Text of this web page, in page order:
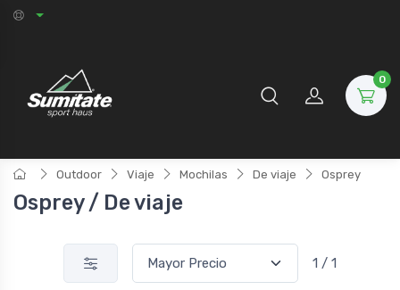
0
Outdoor Viaje Mochilas De viaje Osprey
Osprey / De viaje
1 / 1